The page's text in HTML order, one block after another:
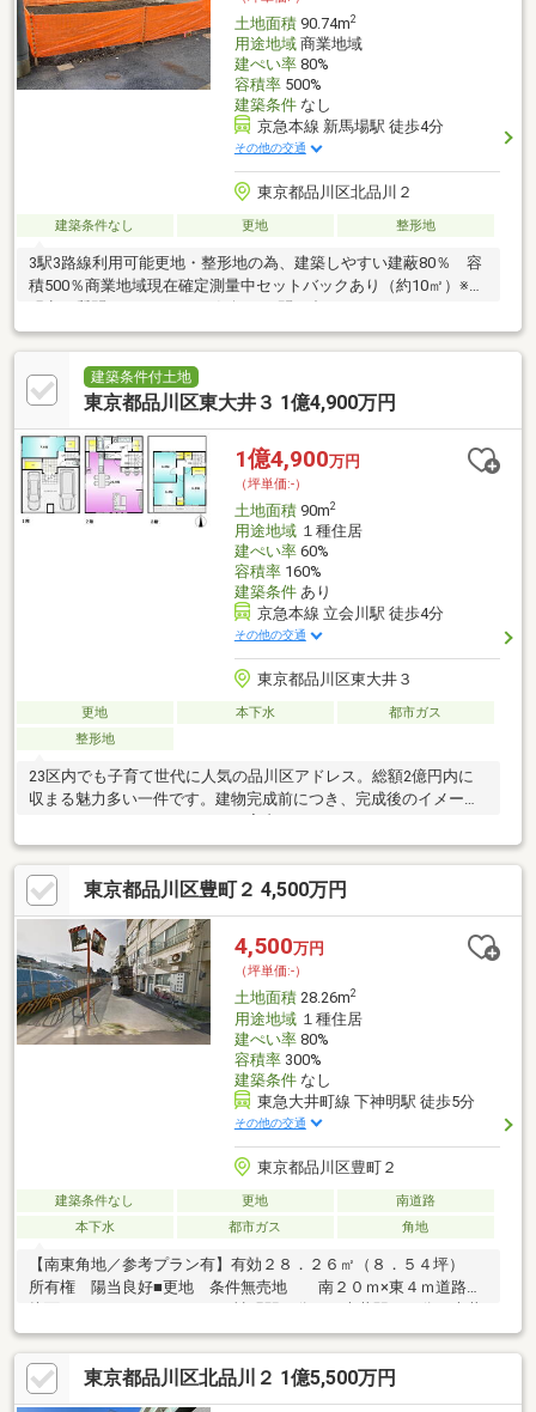
土地面積90.74m2
用途地域商業地域
建ぺい率80%
容積率500%
建築条件なし
京急本線 新馬場駅 徒歩4分
その他の交通
東京都品川区北品川２
建築条件なし 更地 整形地
3駅3路線利用可能更地・整形地の為、建築しやすい建蔽80％ 容
積500％商業地域現在確定測量中セットバックあり（約10㎡）※不
建築条件付土地
東京都品川区東大井３ 1億4,900万円
1億4,900万円
（坪単価:-）
土地面積90m2
用途地域１種住居
建ぺい率60%
容積率160%
建築条件あり
京急本線 立会川駅 徒歩4分
その他の交通
東京都品川区東大井３
更地 本下水
都市ガス
整形地
23区内でも子育て世代に人気の品川区アドレス。総額2億円内に
収まる魅力多い一件です。建物完成前につき、完成後のイメージ
◇◆◇◆◇◆◇◆◇◆◇◆◇◆◇◆◇◆ご内覧ご予約承ってお
りますお気軽にご連絡下さい
◇◆◇◆◇◆◇◆◇◆◇◆◇◆◇◆◇◆・ハウスセレクトの得
意販売エリアの物件・世田谷区を中心に地元で密着♪（隣接区や都
心エリア・ベイエリアもご案内中）・皆様の気になる本物件につ
いてはもちろん、周辺環境も併せて詳しくご説明いたします。
東京都品川区豊町２ 4,500万円
4,500万円
（坪単価:-）
土地面積28.26m2
用途地域１種住居
建ぺい率80%
容積率300%
建築条件なし
東急大井町線 下神明駅 徒歩5分
その他の交通
東京都品川区豊町２
建築条件なし 更地
南道路
本下水
都市ガス 角地
【南東角地／参考プラン有】有効２８．２６㎡（８．５４坪）
所有権 陽当良好■更地 条件無売地 南２０ｍ×東４ｍ道路
接面４．１ｍ×１１．３ｍ■下神明駅５分 西大井駅１３分 大井
町駅１４分お急ぎの問合せは下記にお電話くださいませ。永田工
務店不動産部TEL：０４４－５８９－８００８＝＝＝＝＝永田工
務店 不動産部とは＝＝＝＝＝（1）不動産経験豊富な社員のみ在
籍。お客様のペースにあった物件探しサポートをお約束。（2）工
東京都品川区北品川２ 1億5,500万円